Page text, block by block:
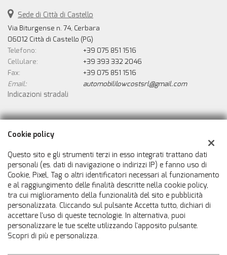
Sede di Città di Castello
Via Biturgense n. 74, Cerbara
06012 Città di Castello (PG)
Telefono:
+39 075 851 1516
Cellulare:
+39 393 332 2046
Fax:
+39 075 851 1516
Email:
automobililowcostsrl@gmail.com
Indicazioni stradali
Dati fiscali:
Automobili Low Cost Srls
Via Biturgense n. 74, Cerbara, Città di Castello (PG)
C.F/P.IVA:02546800414
Registro delle imprese:PG
Cookie policy
Questo sito e gli strumenti terzi in esso integrati trattano dati
personali (es. dati di navigazione o indirizzi IP) e fanno uso di
Cookie, Pixel, Tag o altri identificatori necessari al funzionamento
e al raggiungimento delle finalità descritte nella cookie policy,
tra cui miglioramento della funzionalità del sito e pubblicità
personalizzata. Cliccando sul pulsante Accetta tutto, dichiari di
accettare l'uso di queste tecnologie. In alternativa, puoi
personalizzare le tue scelte utilizzando l'apposito pulsante.
Scopri di più e personalizza.